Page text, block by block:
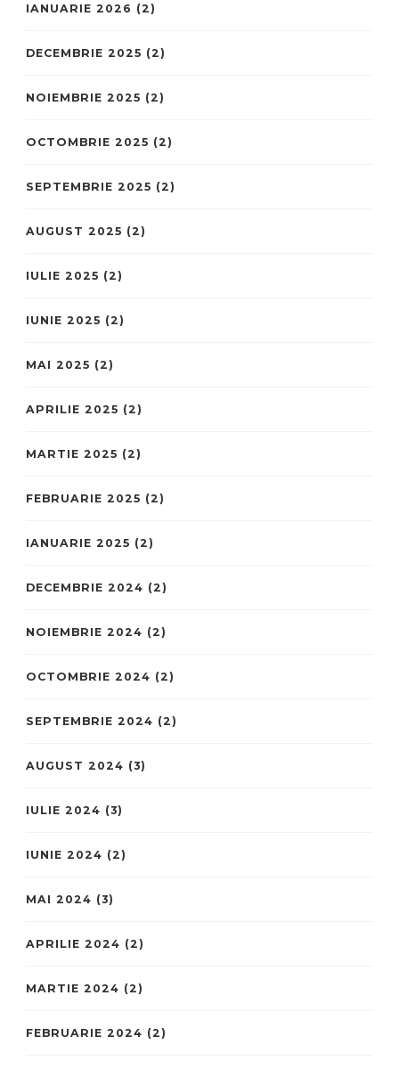
IANUARIE 2026 (2)
DECEMBRIE 2025 (2)
NOIEMBRIE 2025 (2)
OCTOMBRIE 2025 (2)
SEPTEMBRIE 2025 (2)
AUGUST 2025 (2)
IULIE 2025 (2)
IUNIE 2025 (2)
MAI 2025 (2)
APRILIE 2025 (2)
MARTIE 2025 (2)
FEBRUARIE 2025 (2)
IANUARIE 2025 (2)
DECEMBRIE 2024 (2)
NOIEMBRIE 2024 (2)
OCTOMBRIE 2024 (2)
SEPTEMBRIE 2024 (2)
AUGUST 2024 (3)
IULIE 2024 (3)
IUNIE 2024 (2)
MAI 2024 (3)
APRILIE 2024 (2)
MARTIE 2024 (2)
FEBRUARIE 2024 (2)